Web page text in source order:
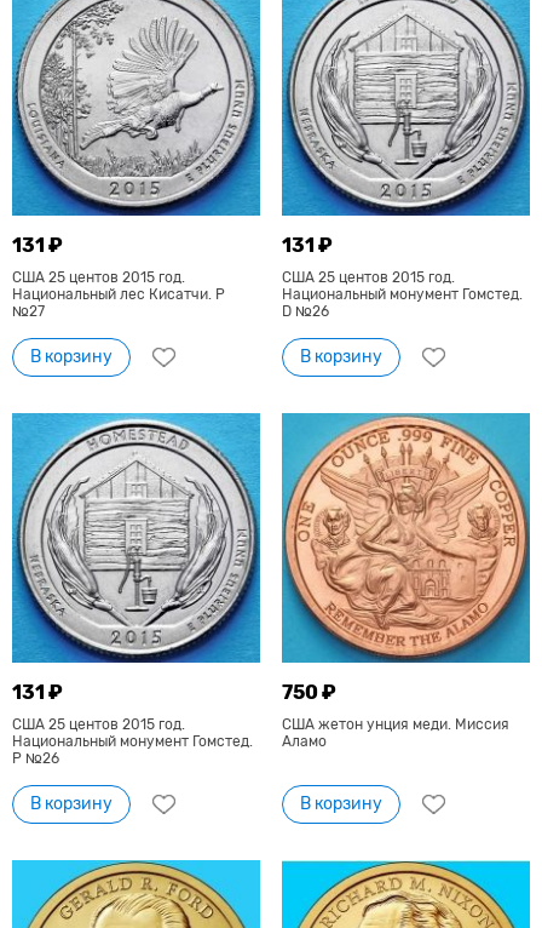
131 ₽
США 25 центов 2015 год.
Национальный лес Кисатчи. Р
№27
В корзину
131 ₽
США 25 центов 2015 год.
Национальный монумент Гомстед.
D №26
В корзину
131 ₽
США 25 центов 2015 год.
Национальный монумент Гомстед.
Р №26
В корзину
750 ₽
США жетон унция меди. Миссия
Аламо
В корзину